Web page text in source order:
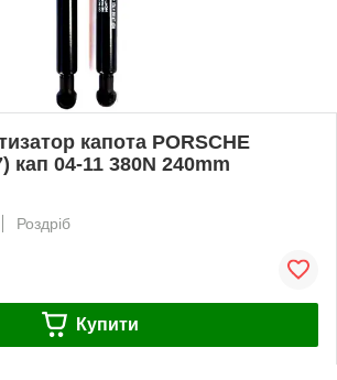
капота PORSCHE
кап 04-11 380N 240mm
Роздріб
Купити